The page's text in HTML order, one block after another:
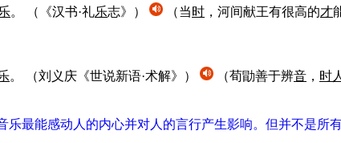
乐。 （《汉书·礼乐志》） （当时 ，河间献王有很高的才
。 （刘义庆《世说新语·术解》） （荀勖善于辨音 ， 时人
最能感动人的内心并对人的言行产生影响。但并不是所